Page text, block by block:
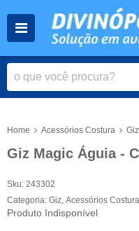
Home Acessórios Costura Giz
Giz Magic Águia -
Sku: 243302
Categoria: Giz Acessórios Costura
Produto Indisponível